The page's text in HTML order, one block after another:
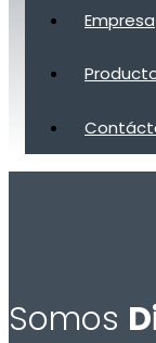
Empresa
Somos